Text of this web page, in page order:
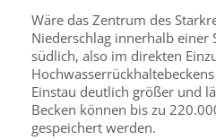
Wäre das Zentrum des
Niederschlag innerhalb einer
südlich, also im direkten
Einstau deutlich größer und
Becken können bis zu
gespeichert werden.